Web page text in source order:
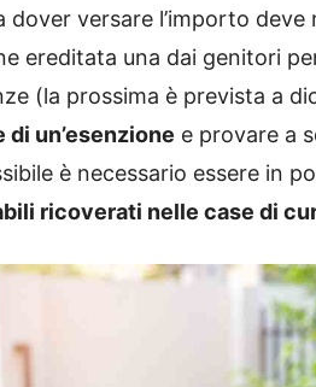
dover versare l’importo
ereditata una dai genitori
(la prossima è prevista a
di un’esenzione e provare a
è necessario essere in
ricoverati nelle case di